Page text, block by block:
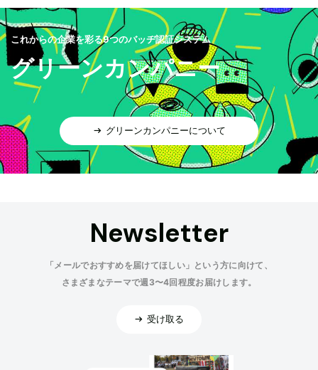
これからの企業を彩る9つのバッヂ認証システム
グリーンカンパニー
グリーンカンパニーについて
Newsletter
「メールでおすすめを届けてほしい」という方に向けて、
さまざまなテーマで週3〜4回程度お届けします。
受け取る